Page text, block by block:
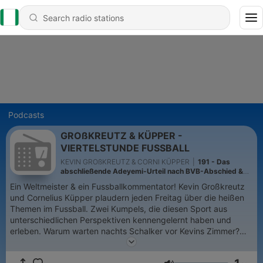
Podcasts
GROßKREUTZ & KÜPPER -
VIERTELSTUNDE FUSSBALL
KEVIN GROßKREUTZ & CORNI KÜPPER
191 - Das
abschließende Adeyemi-Urteil nach BVB-Abschied &
Ein Weltmeister & ein Fussballkommentator! Kevin Großkreutz
und Cornelius Küpper plaudern jeden Freitag über die heißen
Themen im Fussball. Zwei Kumpels, die diesen Sport aus
unterschiedlichen Perspektiven kennengelernt haben und
erleben. Warum warten nachts Schalker vor Kevins Zimmer?
Was geschah in der einschneidenden Stuttgarter Party-Nacht?